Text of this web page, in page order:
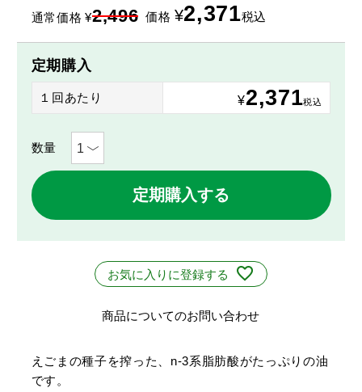
通常価格 ¥2,496 価格 ¥2,371税込
定期購入
１回あたり ¥2,371税込
定期購入する
お気に入りに登録する
商品についてのお問い合わせ
えごまの種子を搾った、n-3系脂肪酸がたっぷりの油
です。